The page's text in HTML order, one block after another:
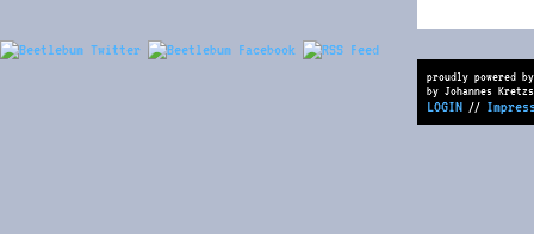
proudly powered
by Johannes
LOGIN //